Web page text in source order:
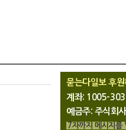
묻는다일보 후
계좌: 1005-
예금주: 주식회
7자까지 메시지를